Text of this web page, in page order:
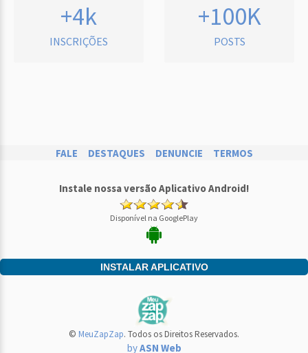
+4k
INSCRIÇÕES
+100K
POSTS
FALE DESTAQUES DENUNCIE TERMOS
Instale nossa versão Aplicativo Android!
Disponível na GooglePlay
INSTALAR APLICATIVO
© MeuZapZap. Todos os Direitos Reservados.
byASN Web